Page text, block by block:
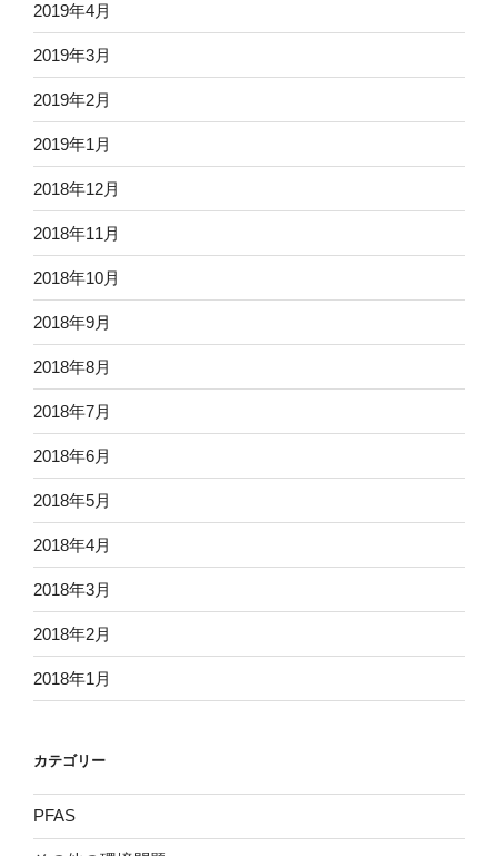
2019年4月
2019年3月
2019年2月
2019年1月
2018年12月
2018年11月
2018年10月
2018年9月
2018年8月
2018年7月
2018年6月
2018年5月
2018年4月
2018年3月
2018年2月
2018年1月
カテゴリー
PFAS